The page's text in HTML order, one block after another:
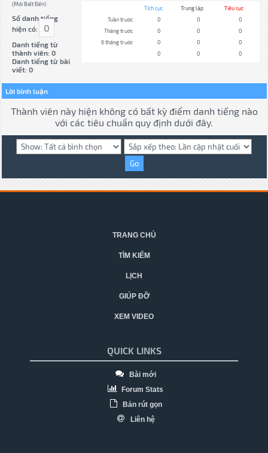
(Mới Biết Đến)
Số danh tiếng
hiện có:
0
Danh tiếng từ
thành viên: 0
Danh tiếng từ bài
viết: 0
Tích cực Trung lập
Tiêu cực
Tuần trước
0 0
0
Tháng trước
0 0
0
6 tháng trước
0 0
0
0
0 0
Lời bình luận
Thành viên này hiện không có bất kỳ điểm danh tiếng nào
với các tiêu chuẩn quy định dưới đây.
TRANG CHỦ
TÌM KIẾM
LỊCH
GIÚP ĐỠ
XEM VIDEO
QUICK LINKS
Bài mới
Forum Stats
Bản rút gọn
Liên hệ